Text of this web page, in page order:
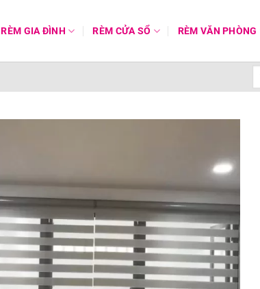
RÈM GIA ĐÌNH RÈM CỬA SỔ RÈM VĂN PHÒNG